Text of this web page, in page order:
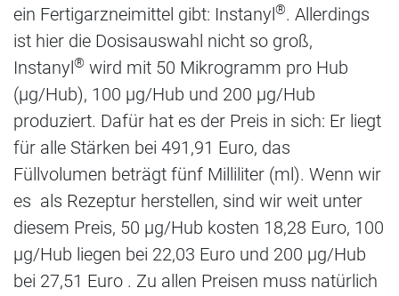
ein Fertigarzneimittel gibt: Instanyl®. Allerdings
ist hier die Dosisauswahl nicht so groß,
Instanyl® wird mit 50 Mikrogramm pro Hub
(µg/Hub), 100 µg/Hub und 200 µg/Hub
produziert. Dafür hat es der Preis in sich: Er liegt
für alle Stärken bei 491,91 Euro, das
Füllvolumen beträgt fünf Milliliter (ml). Wenn wir
es als Rezeptur herstellen, sind wir weit unter
diesem Preis, 50 µg/Hub kosten 18,28 Euro, 100
µg/Hub liegen bei 22,03 Euro und 200 µg/Hub
bei 27,51 Euro . Zu allen Preisen muss natürlich